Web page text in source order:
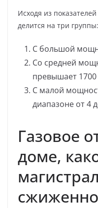
Исходя из
делится на три группы:
С большой
Со средней
превышает 1700
С малой
диапазоне от 4
Газовое
доме,